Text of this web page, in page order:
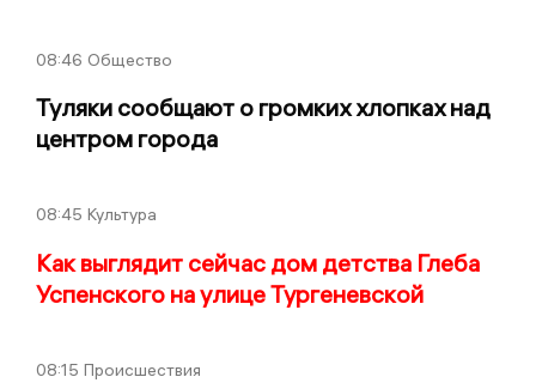
08:46 Общество
Туляки сообщают о громких хлопках над
центром города
08:45 Культура
Как выглядит сейчас дом детства Глеба
Успенского на улице Тургеневской
08:15 Происшествия